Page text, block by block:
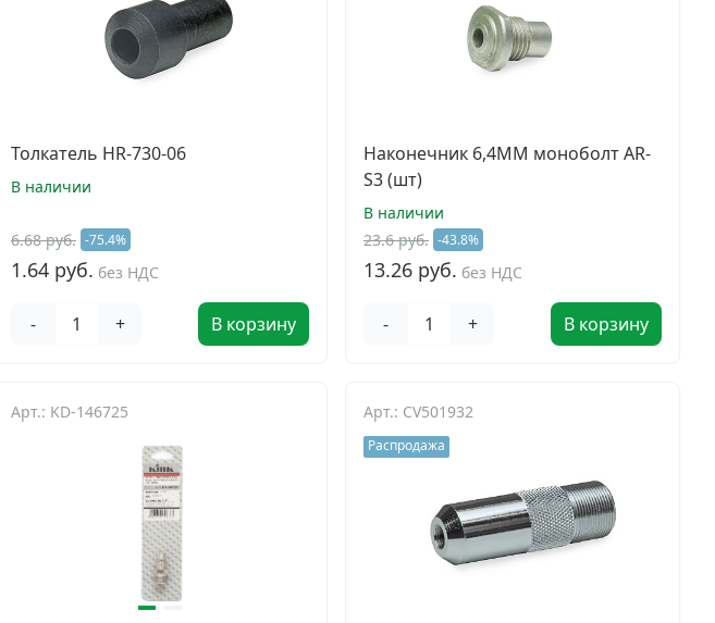
Толкатель HR-730-06
В наличии
6.68 руб. -75.4%
1.64 руб. без НДС
- + В корзину
Наконечник 6,4ММ моноболт AR-
S3 (шт)
В наличии
23.6 руб. -43.8%
13.26 руб. без НДС
- + В корзину
Арт.: KD-146725 Арт.: CV501932
Распродажа